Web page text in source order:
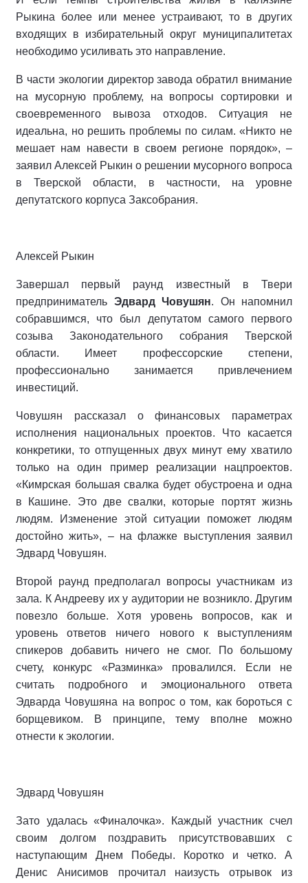
Рыкина более или менее устраивают, то в других
входящих в избирательный округ муниципалитетах
необходимо усиливать это направление.
В части экологии директор завода обратил внимание
на мусорную проблему, на вопросы сортировки и
своевременного вывоза отходов. Ситуация не
идеальна, но решить проблемы по силам. «Никто не
мешает нам навести в своем регионе порядок», –
заявил Алексей Рыкин о решении мусорного вопроса
в Тверской области, в частности, на уровне
депутатского корпуса Заксобрания.
Алексей Рыкин
Завершал первый раунд известный в Твери
предприниматель Эдвард Човушян. Он напомнил
собравшимся, что был депутатом самого первого
созыва Законодательного собрания Тверской
области. Имеет профессорские степени,
профессионально занимается привлечением
инвестиций.
Човушян рассказал о финансовых параметрах
исполнения национальных проектов. Что касается
конкретики, то отпущенных двух минут ему хватило
только на один пример реализации нацпроектов.
«Кимрская большая свалка будет обустроена и одна
в Кашине. Это две свалки, которые портят жизнь
людям. Изменение этой ситуации поможет людям
достойно жить», – на флажке выступления заявил
Эдвард Човушян.
Второй раунд предполагал вопросы участникам из
зала. К Андрееву их у аудитории не возникло. Другим
повезло больше. Хотя уровень вопросов, как и
уровень ответов ничего нового к выступлениям
спикеров добавить ничего не смог. По большому
счету, конкурс «Разминка» провалился. Если не
считать подробного и эмоционального ответа
Эдварда Човушяна на вопрос о том, как бороться с
борщевиком. В принципе, тему вполне можно
отнести к экологии.
Эдвард Човушян
Зато удалась «Финалочка». Каждый участник счел
своим долгом поздравить присутствовавших с
наступающим Днем Победы. Коротко и четко. А
Денис Анисимов прочитал наизусть отрывок из